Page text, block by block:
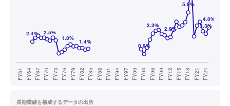
長期業績を構成するデータの出所